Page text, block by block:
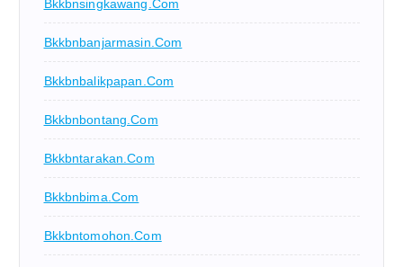
Bkkbnsingkawang.com
Bkkbnbanjarmasin.com
Bkkbnbalikpapan.com
Bkkbnbontang.com
Bkkbntarakan.com
Bkkbnbima.com
Bkkbntomohon.com